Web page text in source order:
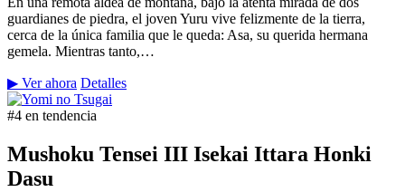
guardianes de piedra, el joven Yuru vive felizmente de la tierra,
cerca de la única familia que le queda: Asa, su querida hermana
gemela. Mientras tanto,…
▶ Ver ahora Detalles
#4 en tendencia
Mushoku Tensei III Isekai Ittara Honki
Dasu